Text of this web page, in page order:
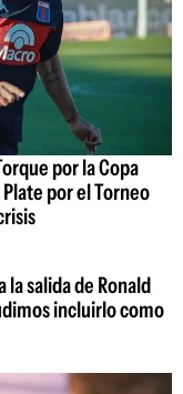
por la Copa
por el Torneo
la salida de Ronald
incluirlo como